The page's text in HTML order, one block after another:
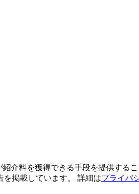
介料を獲得できる手段を提供する
を掲載しています。 詳細はプライバ